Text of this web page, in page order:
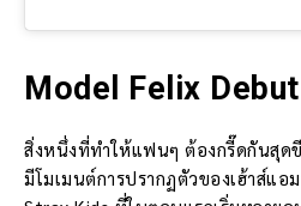
Model Felix
สิ่งหนึ่งที่ทำให้แฟนๆ ต้องกรี๊ดกันสุด
มีโมเมนต์การปรากฏตัวของเฮ้าส์แอ